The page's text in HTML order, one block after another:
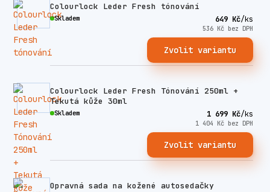
Colourlock Leder Fresh tónování
649 Kč/ks
536 Kč bez DPH
Skladem
Zvolit variantu
Colourlock Leder Fresh Tónování 250ml +
Tekutá kůže 30ml
1 699 Kč/ks
1 404 Kč bez DPH
Skladem
Zvolit variantu
Opravná sada na kožené autosedačky